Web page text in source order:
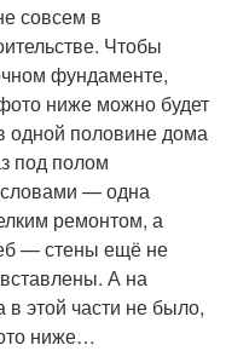
совсем в
Чтобы
фундаменте,
ниже можно будет
одной половине дома
под полом
— одна
ремонтом, а
— стены ещё не
А на
этой части не было,
ниже…